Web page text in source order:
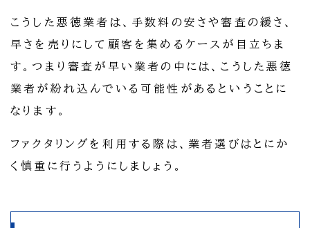
こうした悪徳業者は、手数料の安さや審査の緩さ、
早さを売りにして顧客を集めるケースが目立ちま
す。つまり審査が早い業者の中には、こうした悪徳
業者が紛れ込んでいる可能性があるということに
なります。
ファクタリングを利用する際は、業者選びはとにか
く慎重に行うようにしましょう。